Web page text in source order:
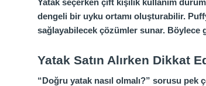
Yatak seçerken çift kişilik kullanım
dengeli bir uyku ortamı oluşturabilir.
sağlayabilecek çözümler sunar. Böylece
Yatak Satın Alırken Dikkat
“Doğru yatak nasıl olmalı?” sorusu pek